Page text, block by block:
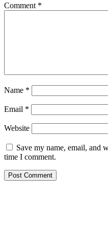
Comment *
Name *
Email *
Website
Save my name, email, and
time I comment.